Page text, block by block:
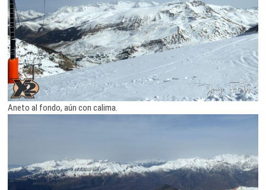
Aneto al fondo, aún con calima.